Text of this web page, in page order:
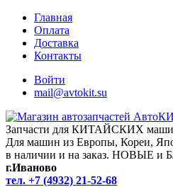
Главная
Оплата
Доставка
Контакты
Войти
mail@avtokit.su
Запчасти для КИТАЙСКИХ
Для машин из Европы, Кореи,
в наличии и на заказ. НОВЫЕ и
г.Иваново
тел. +7 (4932) 21-52-68